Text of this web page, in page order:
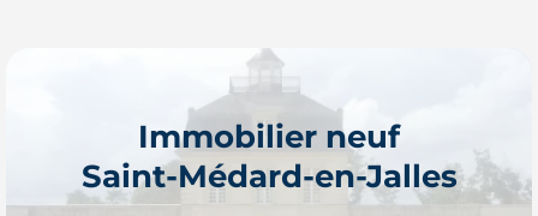
Immobilier neuf
Saint-Médard-en-Jalles